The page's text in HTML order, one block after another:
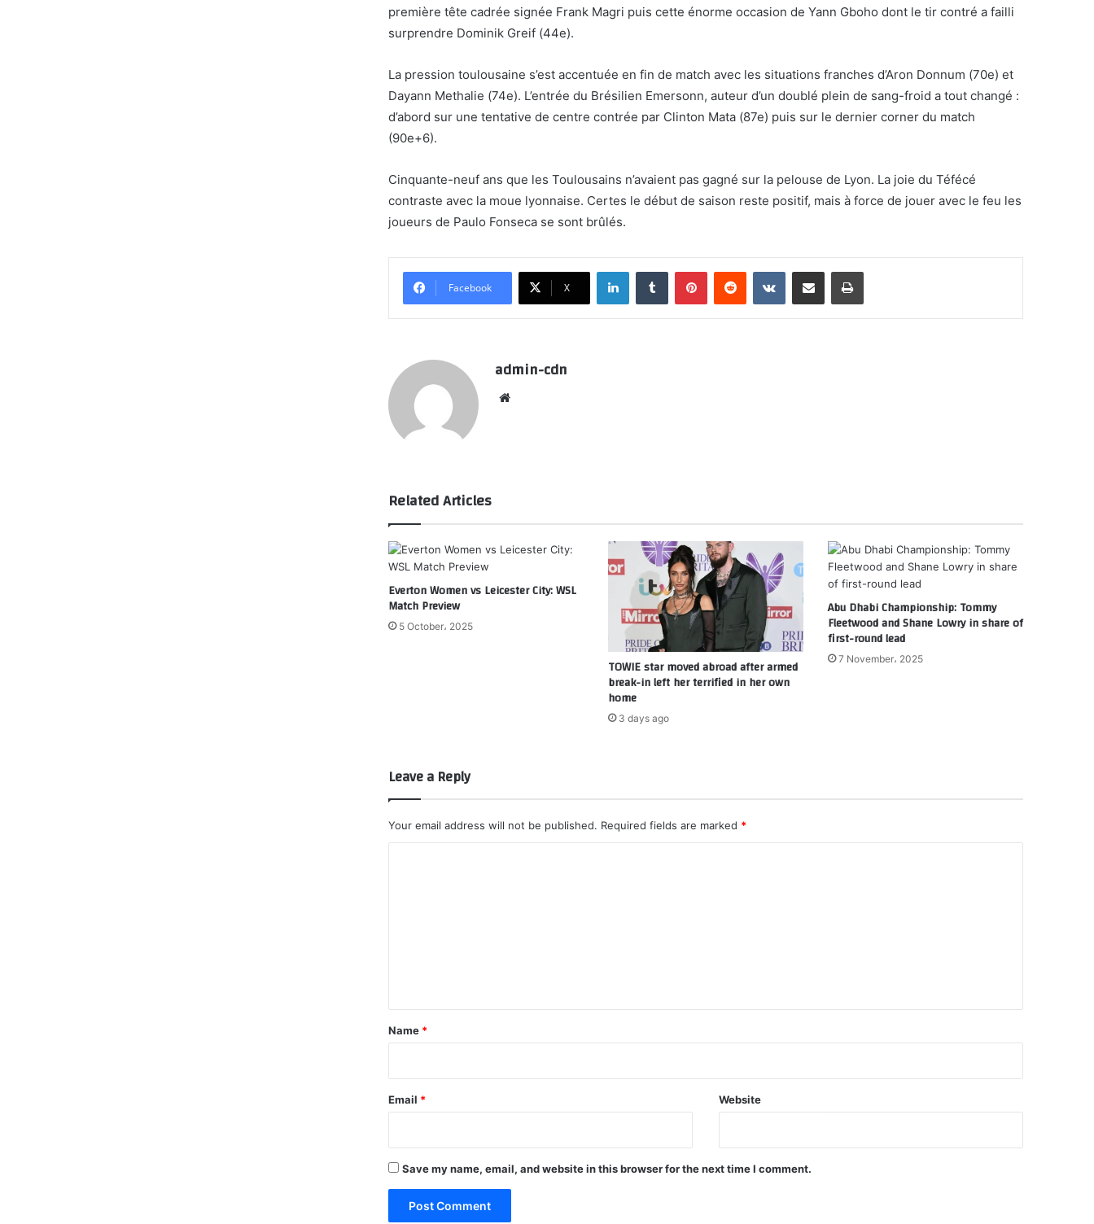
première tête cadrée signée Frank Magri puis cette énorme occasion de Yann Gboho dont le tir contré a failli
surprendre Dominik Greif (44e).
La pression toulousaine s’est accentuée en fin de match avec les situations franches d’Aron Donnum (70e) et
Dayann Methalie (74e). L’entrée du Brésilien Emersonn, auteur d’un doublé plein de sang-froid a tout changé :
d’abord sur une tentative de centre contrée par Clinton Mata (87e) puis sur le dernier corner du match
(90e+6).
Cinquante-neuf ans que les Toulousains n’avaient pas gagné sur la pelouse de Lyon. La joie du Téfécé
contraste avec la moue lyonnaise. Certes le début de saison reste positif, mais à force de jouer avec le feu les
joueurs de Paulo Fonseca se sont brûlés.
Facebook X
LinkedInTumblr PinterestReddit VKontakteShare via Email Print
admin-cdn
Related Articles
Everton Women vs Leicester City: WSL
Match Preview
5 October، 2025
TOWIE star moved abroad after armed
break-in left her terrified in her own
home
3 days ago
Abu Dhabi Championship: Tommy
Fleetwood and Shane Lowry in share of
first-round lead
7 November، 2025
Leave a Reply
Your email address will not be published. Required fields are marked *
*
Name *
Email * Website
Save my name, email, and website in this browser for the next time I comment.